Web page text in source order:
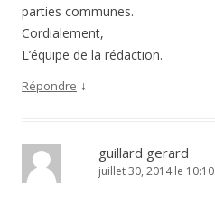
parties communes.
Cordialement,
L’équipe de la rédaction.
Répondre ↓
guillard gerard
juillet 30, 2014 le 10:10